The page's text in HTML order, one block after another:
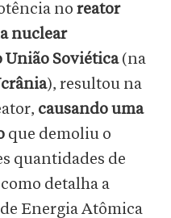
no reator
nuclear
União Soviética(na
), resultou na
causando uma
que demoliu o
quantidades de
detalha a
Energia Atômica